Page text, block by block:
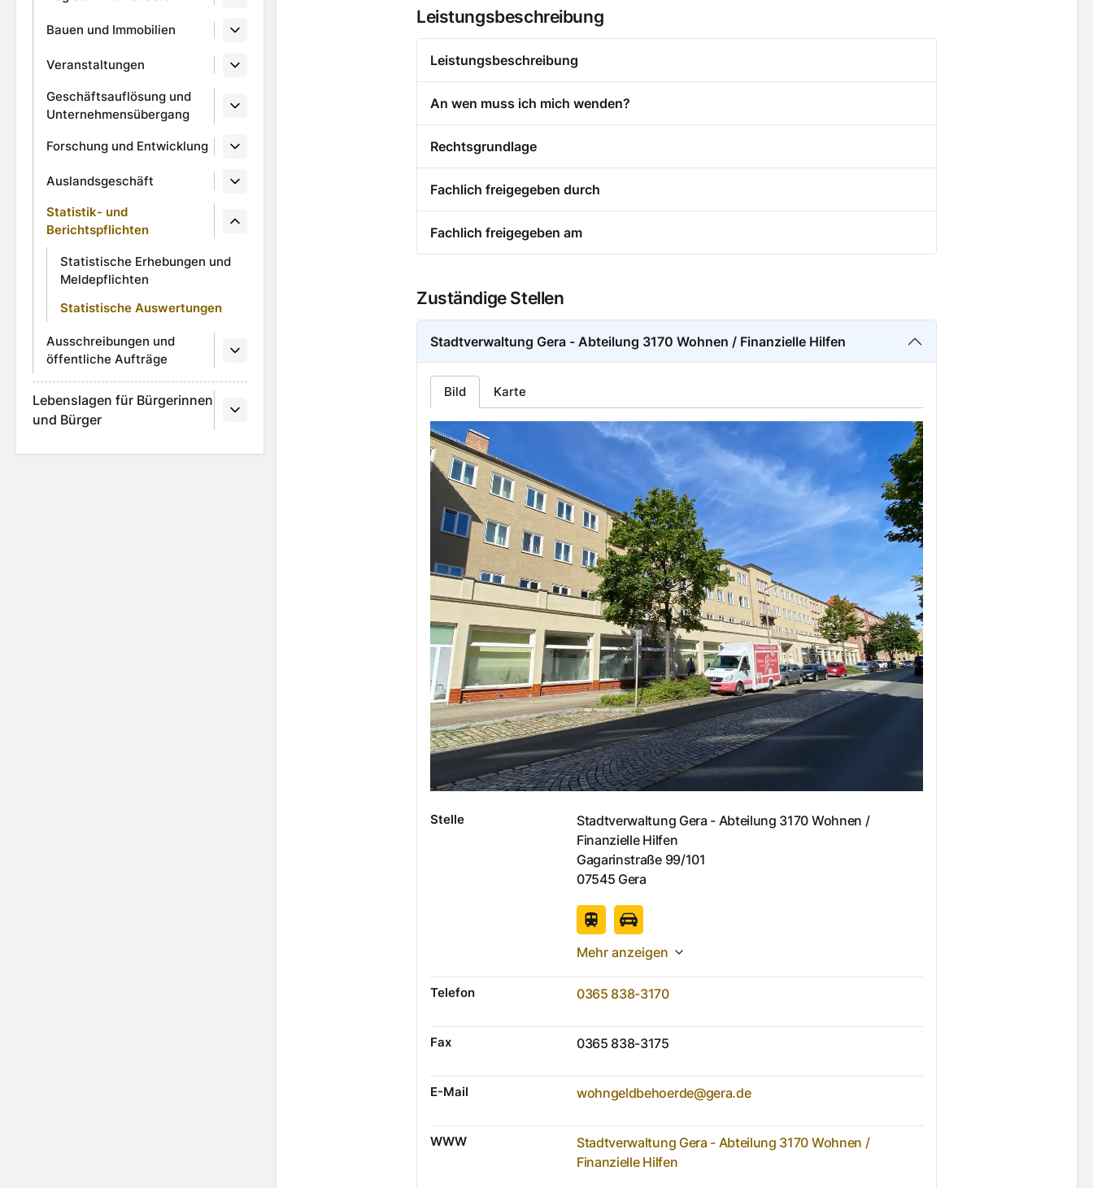
Bauen und Immobilien
Veranstaltungen
Geschäftsauflösung und
Unternehmensübergang
Forschung und Entwicklung
Auslandsgeschäft
Statistik- und
Berichtspflichten
Statistische Erhebungen und
Meldepflichten
Statistische Auswertungen
Ausschreibungen und
öffentliche Aufträge
Lebenslagen für Bürgerinnen
und Bürger
Leistungsbeschreibung
Leistungsbeschreibung
An wen muss ich mich wenden?
Rechtsgrundlage
Fachlich freigegeben durch
Fachlich freigegeben am
Zuständige Stellen
Stadtverwaltung Gera - Abteilung 3170 Wohnen / Finanzielle Hilfen
Bild Karte
Stelle
Stadtverwaltung Gera - Abteilung 3170 Wohnen /
Finanzielle Hilfen
Gagarinstraße 99/101
07545 Gera
Mehr anzeigen
Telefon 0365 838-3170
Fax 0365 838-3175
E-Mail wohngeldbehoerde@gera.de
WWW
Stadtverwaltung Gera - Abteilung 3170 Wohnen /
Finanzielle Hilfen